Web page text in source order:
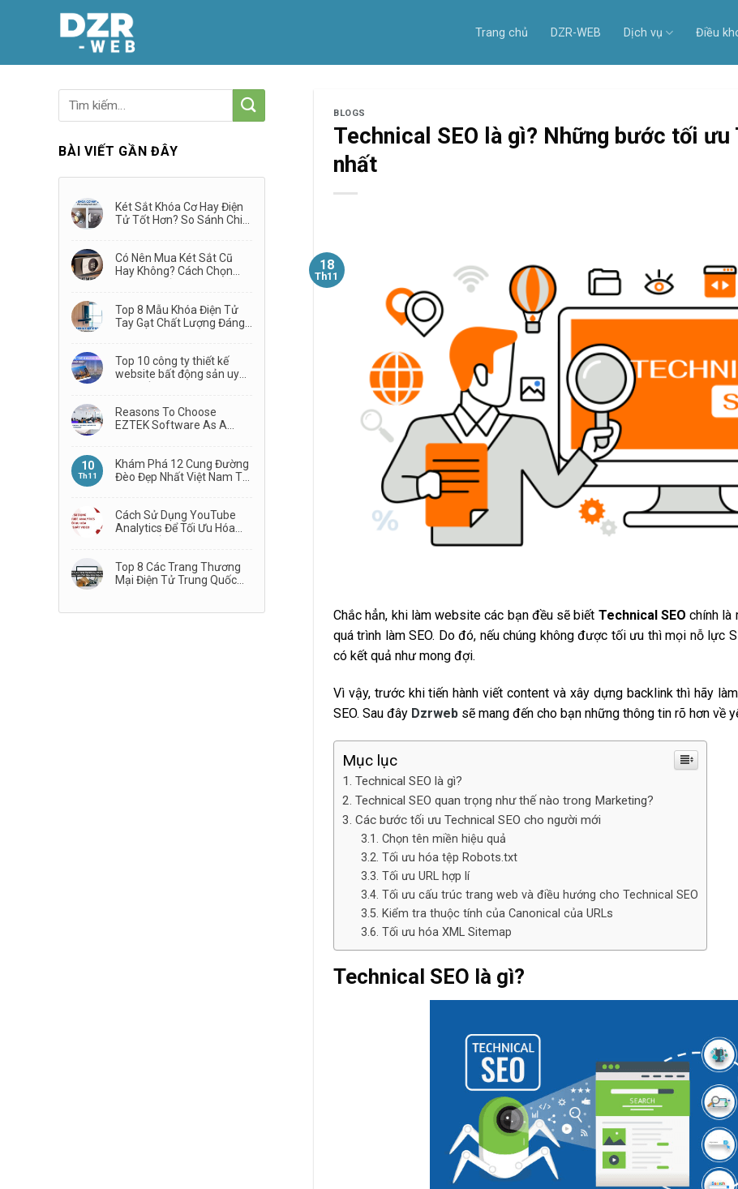
Trang chủ DZR-WEB Dịch vụ Điều
BÀI VIẾT GẦN ĐÂY
Két Sắt Khóa Cơ Hay Điện
Tử Tốt Hơn? So Sánh Chi
Có Nên Mua Két Sắt Cũ
Hay Không? Cách Chọn
Top 8 Mẫu Khóa Điện Tử
Tay Gạt Chất Lượng Đáng
Top 10 công ty thiết kế
website bất động sản uy
Reasons To Choose
EZTEK Software As A
10
Th11
Khám Phá 12 Cung Đường
Đèo Đẹp Nhất Việt Nam Từ
Cách Sử Dụng YouTube
Analytics Để Tối Ưu Hóa
Top 8 Các Trang Thương
Mại Điện Tử Trung Quốc
BLOGS
Technical SEO là gì? Những bước tối ưu
nhất
18
Th11
Chắc hẳn, khi làm website các bạn đều sẽ biết Technical SEO chính là
quá trình làm SEO. Do đó, nếu chúng không được tối ưu thì mọi nỗ lực
có kết quả như mong đợi.
Vì vậy, trước khi tiến hành viết content và xây dựng backlink thì hãy
SEO. Sau đây Dzrweb sẽ mang đến cho bạn những thông tin rõ hơn về
Mục lục
Technical SEO là gì?
Technical SEO quan trọng như thế nào trong Marketing?
Các bước tối ưu Technical SEO cho người mới
Chọn tên miền hiệu quả
Tối ưu hóa tệp Robots.txt
Tối ưu URL hợp lí
Tối ưu cấu trúc trang web và điều hướng cho Technical SEO
Kiểm tra thuộc tính của Canonical của URLs
Tối ưu hóa XML Sitemap
Technical SEO là gì?